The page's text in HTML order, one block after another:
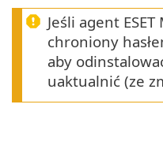
Jeśli agent
chroniony
aby
uaktualnić (ze